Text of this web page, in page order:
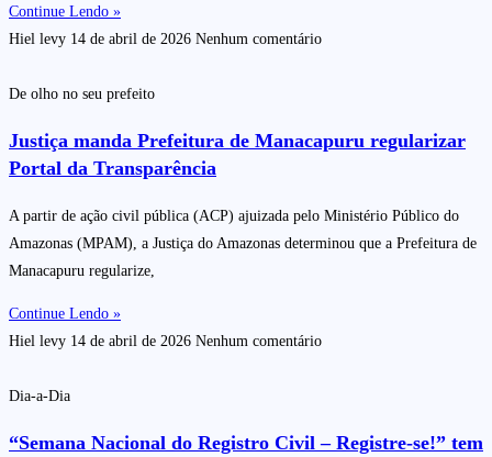
Continue Lendo »
Hiel levy 14 de abril de 2026 Nenhum comentário
De olho no seu prefeito
Justiça manda Prefeitura de Manacapuru regularizar
Portal da Transparência
A partir de ação civil pública (ACP) ajuizada pelo Ministério Público do
Amazonas (MPAM), a Justiça do Amazonas determinou que a Prefeitura de
Manacapuru regularize,
Continue Lendo »
Hiel levy 14 de abril de 2026 Nenhum comentário
Dia-a-Dia
“Semana Nacional do Registro Civil – Registre-se!” tem